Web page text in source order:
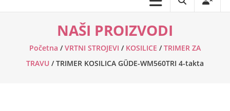
NAŠI PROIZVODI
Početna /VRTNI STROJEVI / KOSILICE /TRIMER ZA
TRAVU/ TRIMER KOSILICA GÜDE-WM560TRI 4-takta